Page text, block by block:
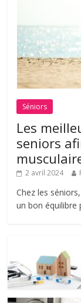
Séniors
Les
seniors
2 avril 2024
Chez les
un bon équilibre